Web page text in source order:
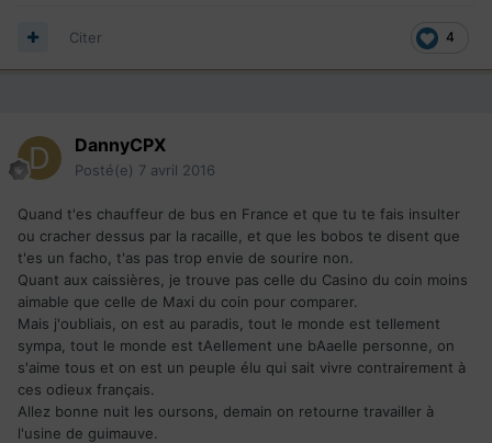
4
Citer
DannyCPX
Posté(e) 7 avril 2016
Quand t'es chauffeur de bus en France et que tu te fais insulter
ou cracher dessus par la racaille, et que les bobos te disent que
t'es un facho, t'as pas trop envie de sourire non.
Quant aux caissières, je trouve pas celle du Casino du coin moins
aimable que celle de Maxi du coin pour comparer.
Mais j'oubliais, on est au paradis, tout le monde est tellement
sympa, tout le monde est tAellement une bAaelle personne, on
s'aime tous et on est un peuple élu qui sait vivre contrairement à
ces odieux français.
Allez bonne nuit les oursons, demain on retourne travailler à
l'usine de guimauve.